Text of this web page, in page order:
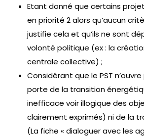
Etant donné que certains
en priorité 2 alors qu’aucun
justifie cela et qu’ils ne sont
volonté politique (ex : la
centrale collective) ;
Considérant que le PST
porte de la transition
inefficace voir illogique des
clairement exprimés) ni de la
(La fiche « dialoguer avec les